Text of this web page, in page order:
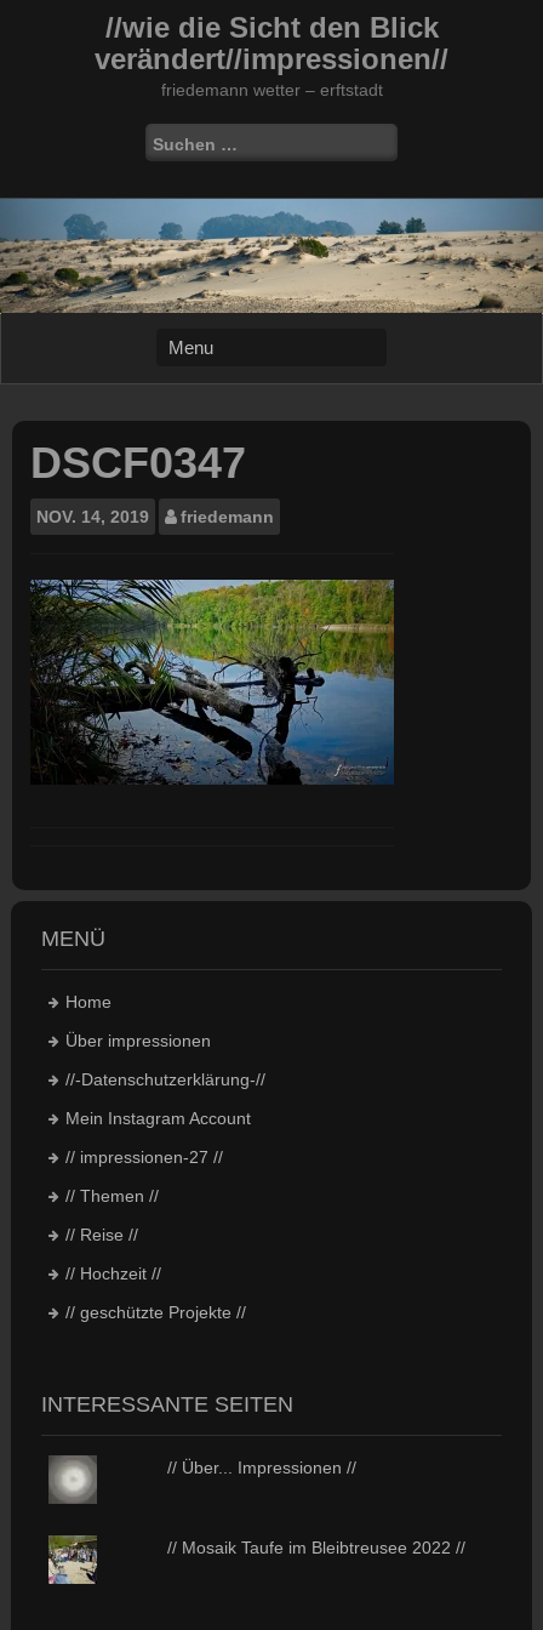
//wie die Sicht den Blick
verändert//impressionen//
friedemann wetter – erftstadt
Suchen
nach:
DSCF0347
NOV. 14, 2019 friedemann
MENÜ
Home
Über impressionen
//-Datenschutzerklärung-//
Mein Instagram Account
// impressionen-27 //
// Themen //
// Reise //
// Hochzeit //
// geschützte Projekte //
INTERESSANTE SEITEN
// Über... Impressionen //
// Mosaik Taufe im Bleibtreusee 2022 //